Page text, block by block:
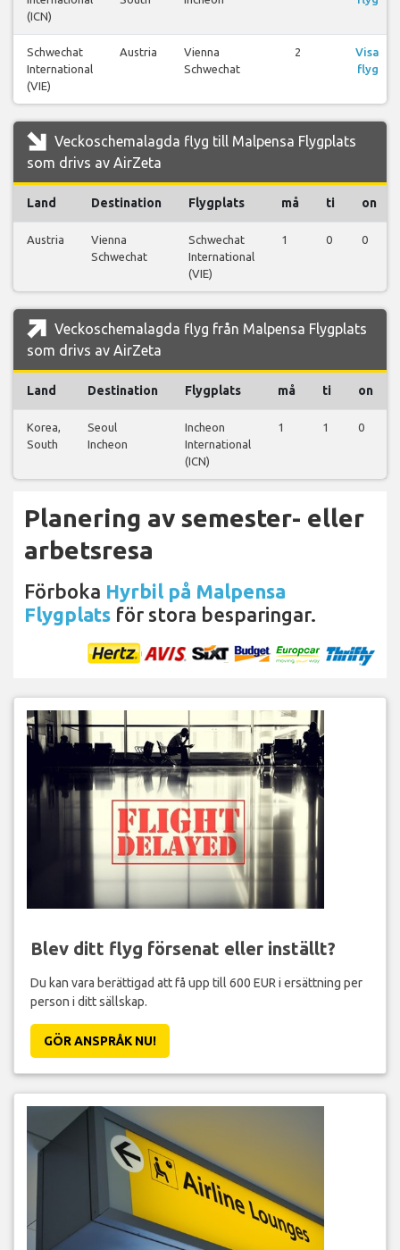
(ICN)
Schwechat
International
(VIE)
Austria
Vienna
Schwechat
2
Visa
flyg
Veckoschemalagda flyg till Malpensa Flygplats
som drivs av AirZeta
Land Destination Flygplats må ti on
Austria
Vienna
Schwechat
Schwechat
International
(VIE)
1 0 0
Veckoschemalagda flyg från Malpensa Flygplats
som drivs av AirZeta
Land Destination Flygplats må ti on
Korea,
South
Seoul
Incheon
Incheon
International
(ICN)
1 1 0
Planering av semester- eller
arbetsresa
Förboka Hyrbil på Malpensa
Flygplats för stora besparingar.
Blev ditt flyg försenat eller inställt?
Du kan vara berättigad att få upp till 600 EUR i ersättning per
person i ditt sällskap.
GÖR ANSPRÅK NU!